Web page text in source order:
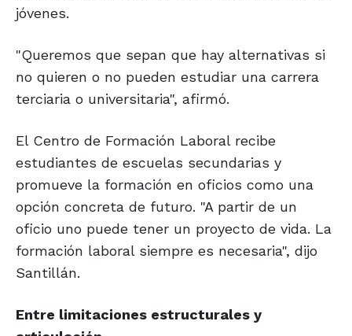
jóvenes.
"Queremos que sepan que hay alternativas si
no quieren o no pueden estudiar una carrera
terciaria o universitaria", afirmó.
El Centro de Formación Laboral recibe
estudiantes de escuelas secundarias y
promueve la formación en oficios como una
opción concreta de futuro. "A partir de un
oficio uno puede tener un proyecto de vida. La
formación laboral siempre es necesaria", dijo
Santillán.
Entre limitaciones estructurales y